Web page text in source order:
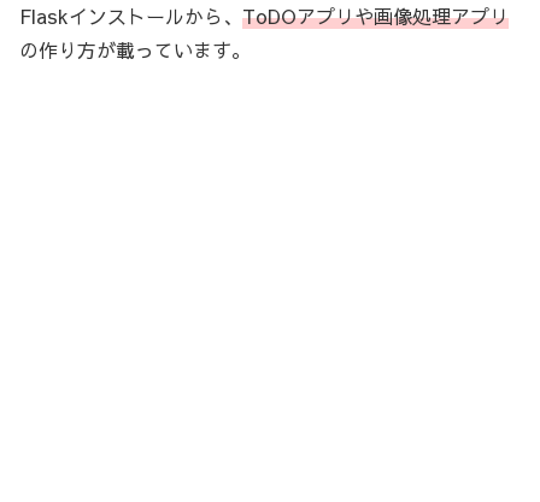
Flaskインストールから、 ToDOアプリや画像処理アプリ
の作り方が載っています。